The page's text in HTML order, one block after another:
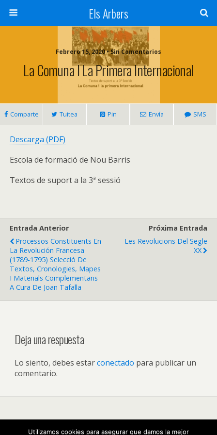
Els Arbers
Febrero 15, 2020 • Sin Comentarios
La Comuna I La Primera Internacional
Comparte Tuitea Pin Envía SMS
Descarga (PDF)
Escola de formació de Nou Barris
Textos de suport a la 3ª sessió
Entrada Anterior
Processos Constituents En
La Revolución Francesa
(1789-1795) Selecció De
Textos, Cronologies, Mapes
I Materials Complementaris
A Cura De Joan Tafalla
Próxima Entrada
Les Revolucions Del Segle
XX
Deja una respuesta
Lo siento, debes estarconectado para publicar un
comentario.
Utilizamos cookies para asegurar que damos la mejor